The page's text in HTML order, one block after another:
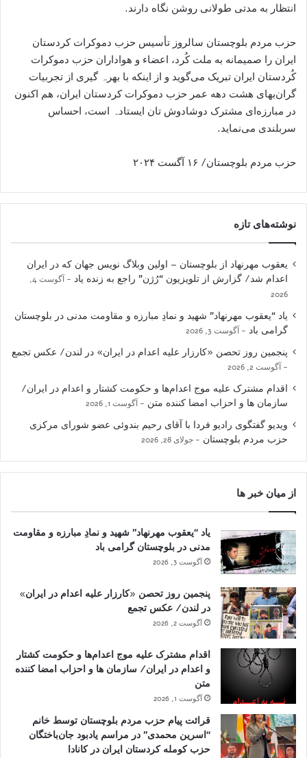
انتظار به مدتی طولانی روشن نگاه دارند.
حزب مردم بلوچستان سالروز تأسیس حزب دموکرات کردستان
ایران را صمیمانه به ملت کُرد، اعضاء و هواداران حزب دموکرات
کُردستان ایران تبریک می‌گوید و از اینکه با بھرہ گیری از تجربیات
گران‌بهای ھشت دهه عمر حزب دموکرات کردستان ایران، ھم اکنون
در مبارزه‌ای مشترک دوشادوش تان ایستادہ است، احساس
سربلندی می‌نماید.
حزب مردم بلوچستان/ ۱۶ آگست ۲۰۲۴
نوشته‌های تازه
یعقوب مهرنهاد از بلوچستان – اولین وبلاگ نویس جهان که در ایران
اعدام شد/ گزارش از تلویزیون “رُژن” راجع به زنده یاد
آگوست 4,
2026
یاد “یعقوب مهرنهاد” شهید و نمادِ مبارزه و مقاومت مدنی در بلوچستان
گرامی باد
آگوست 3, 2026
پنجمین روز تحصن «کارزار علیه اعدام در ایران» در لندن/ عکس تجمع
آگوست 2, 2026
اقدام مشترک علیه موج اعدام‌ها و حکومت کشتار و اعدام در ایران/
سازمان ها و احزاب امضا کننده متن
آگوست 1, 2026
ویدیو گفتگوی رادیو فردا با آقای رحیم بندوئی عضو شورای مرکزی
حزب مردم بلوچستان
جولای 28, 2026
از میان خبر ها
یاد “یعقوب مهرنهاد” شهید و نمادِ مبارزه و مقاومت
مدنی در بلوچستان گرامی باد
آگوست 3, 2026
پنجمین روز تحصن «کارزار علیه اعدام در ایران»
در لندن/ عکس تجمع
آگوست 2, 2026
اقدام مشترک علیه موج اعدام‌ها و حکومت کشتار
و اعدام در ایران/ سازمان ها و احزاب امضا کننده
متن
آگوست 1, 2026
قرائت پیام حزب مردم بلوچستان توسط خانم
“اسرین محمدی” در مراسم یادبود جان‌باختگان
حزب کومله کردستان ایران در کانادا